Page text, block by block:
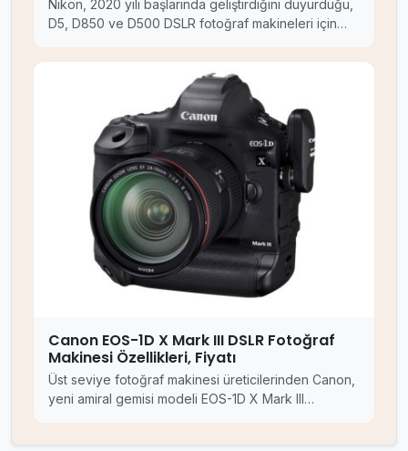
Nikon, 2020 yılı başlarında geliştirdiğini duyurduğu,
D5, D850 ve D500 DSLR fotoğraf makineleri için…
Canon EOS-1D X Mark III DSLR Fotoğraf
Makinesi Özellikleri, Fiyatı
Üst seviye fotoğraf makinesi üreticilerinden Canon,
yeni amiral gemisi modeli EOS-1D X Mark III…